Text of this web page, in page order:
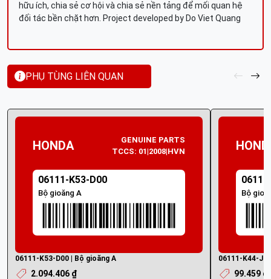
hữu ích, chia sẻ cơ hội và chia sẻ nền tảng để mối quan hệ
đối tác bền chặt hơn. Project developed by Do Viet Quang
PHỤ TÙNG LIÊN QUAN
HONDA
GENUINE PARTS
TCCS: 01|2008|HVN
06111-K53-D00
Bộ gioăng A
06111-K53-D00 | Bộ gioăng A
2.094.406 ₫
Bộ
06111-K44-
99.459 ₫